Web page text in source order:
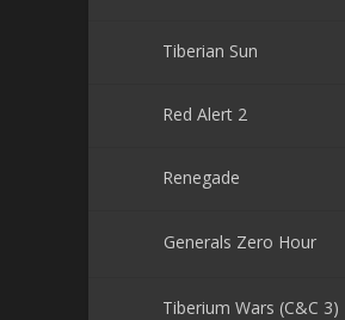
Tiberian Sun
Red Alert 2
Renegade
Generals Zero Hour
Tiberium Wars (C&C 3)